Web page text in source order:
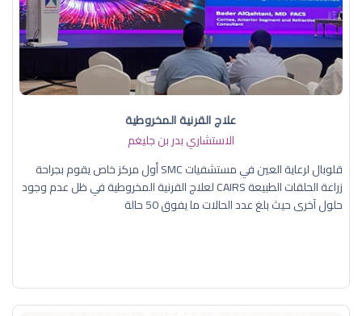
علاج القرنية المخروطية
الاستشاري بدر بن جليغم
قلوبال لرعاية العين في مستشفيات SMC أول مركز خاص يقوم بجراحة
زراعة الحلقات الطبيعة CAIRS لعلاج القرنية المخروطية في ظل عدم وجود
حلول آخرى حيث بلغ عدد الحالات ما يفوق 50 حالة